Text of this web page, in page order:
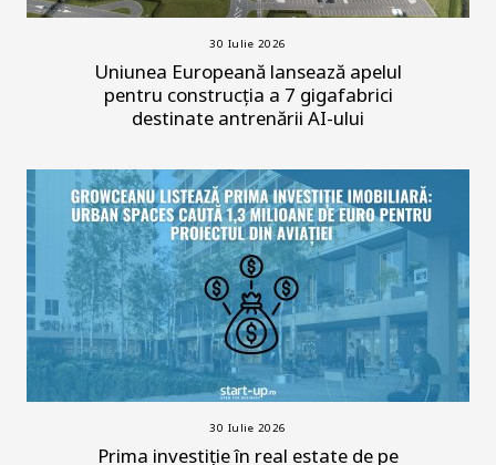
30 Iulie 2026
Uniunea Europeană lansează apelul
pentru construcția a 7 gigafabrici
destinate antrenării AI-ului
30 Iulie 2026
Prima investiție în real estate de pe